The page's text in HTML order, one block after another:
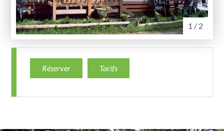
1 / 2
Réserver Tarifs